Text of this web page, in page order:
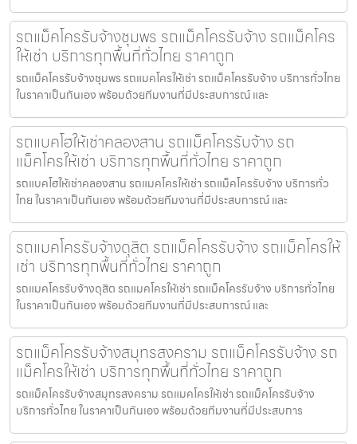
รถแม็คโครรับจ้างชุมพร รถแม็คโครรับจ้าง รถแม็คโคร
ให้เช่า บริการทุกพื้นที่ทั่วไทย ราคาถูก
รถแม็คโครรับจ้างชุมพร รถแมคโครให้เช่า รถแม็คโครรับจ้าง บริการทั่วไทย
ในราคาเป็นกันเอง พร้อมด้วยทีมงานที่มีประสบการณ์ และ
รถแบคโฮให้เช่าคลองสาน รถแม็คโครรับจ้าง รถ
แม็คโครให้เช่า บริการทุกพื้นที่ทั่วไทย ราคาถูก
รถแบคโฮให้เช่าคลองสาน รถแมคโครให้เช่า รถแม็คโครรับจ้าง บริการทั่ว
ไทย ในราคาเป็นกันเอง พร้อมด้วยทีมงานที่มีประสบการณ์ และ
รถแมคโครรับจ้างดุสิต รถแม็คโครรับจ้าง รถแม็คโครให้
เช่า บริการทุกพื้นที่ทั่วไทย ราคาถูก
รถแมคโครรับจ้างดุสิต รถแมคโครให้เช่า รถแม็คโครรับจ้าง บริการทั่วไทย
ในราคาเป็นกันเอง พร้อมด้วยทีมงานที่มีประสบการณ์ และ
รถแม็คโครรับจ้างสมุทรสงคราม รถแม็คโครรับจ้าง รถ
แม็คโครให้เช่า บริการทุกพื้นที่ทั่วไทย ราคาถูก
รถแม็คโครรับจ้างสมุทรสงคราม รถแมคโครให้เช่า รถแม็คโครรับจ้าง
บริการทั่วไทย ในราคาเป็นกันเอง พร้อมด้วยทีมงานที่มีประสบการ